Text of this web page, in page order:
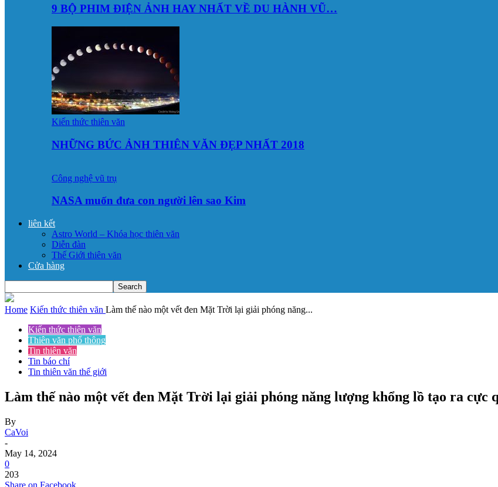
9 BỘ PHIM ĐIỆN ẢNH HAY NHẤT VỀ DU HÀNH VŨ…
Kiến thức thiên văn
NHỮNG BỨC ẢNH THIÊN VĂN ĐẸP NHẤT 2018
Công nghệ vũ trụ
NASA muốn đưa con người lên sao Kim
liên kết
Astro World – Khóa học thiên văn
Diễn đàn
Thế Giới thiên văn
Cửa hàng
Home Kiến thức thiên văn Làm thế nào một vết đen Mặt Trời lại giải phóng năng...
Kiến thức thiên văn
Thiên văn phổ thông
Tin thiên văn
Tin báo chí
Tin thiên văn thế giới
Làm thế nào một vết đen Mặt Trời lại giải phóng năng lượng khổng lồ tạo ra cực
By
CaVoi
-
May 14, 2024
0
203
Share on Facebook